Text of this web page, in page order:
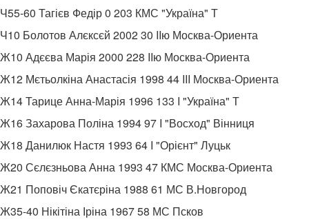
Ч55-60 Тагієв Федір 0 203 КМС "Україна" Т
Ч10 Болотов Алєксєй 2002 30 IIю Москва-Ориента
Ж10 Адєєва Марія 2000 228 IIю Москва-Ориента
Ж12 Мєтьолкіна Анастасія 1998 44 III Москва-Ориента
Ж14 Тарице Анна-Марія 1996 133 I "Україна" Т
Ж16 Захарова Поліна 1994 97 I "Восход" Вінниця
Ж18 Данилюк Настя 1993 64 I "Орієнт" Луцьк
Ж20 Сєлєзньова Анна 1993 47 КМС Москва-Ориента
Ж21 Поповіч Єкатєріна 1988 61 МС В.Новгород
Ж35-40 Нікітіна Іріна 1967 58 МС Псков